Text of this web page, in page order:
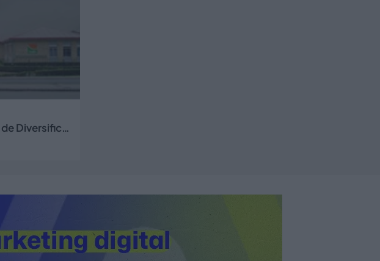
SADIM Sociedad Asturiana de Diversificación Minera, S.A.